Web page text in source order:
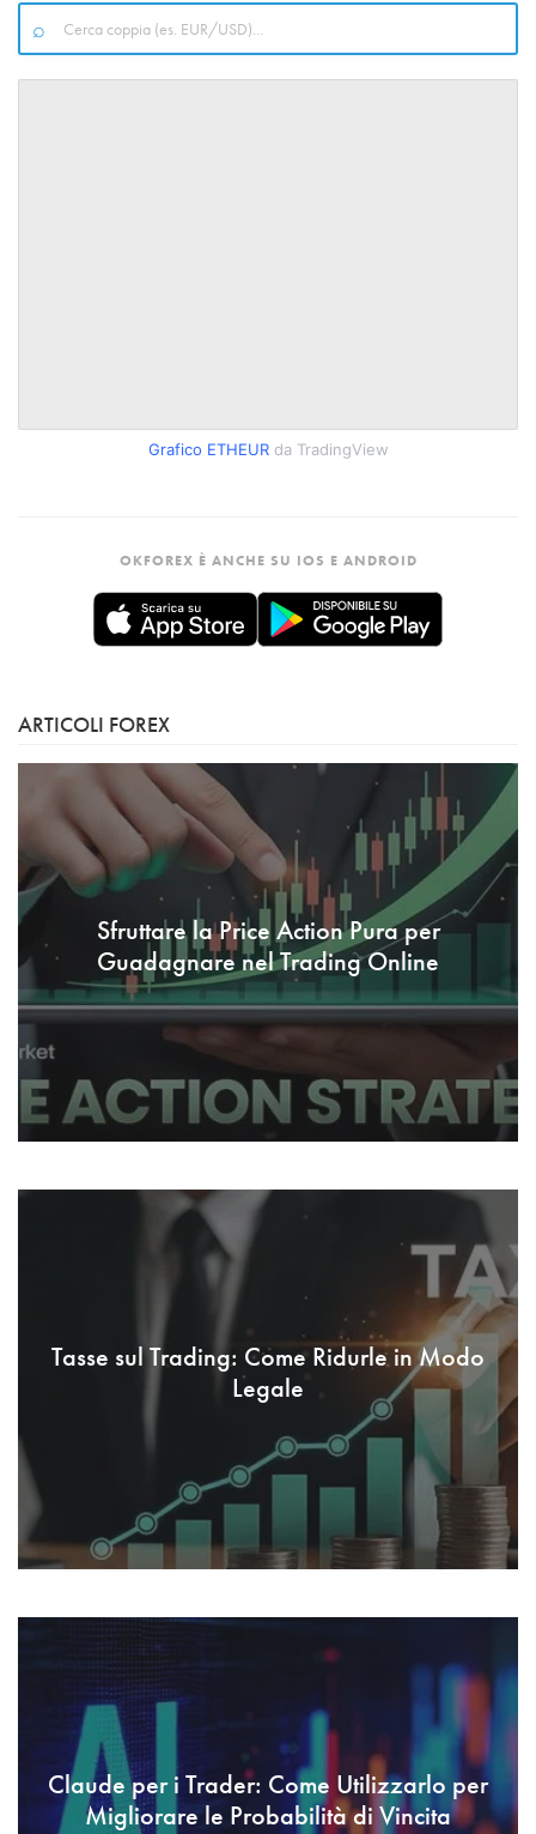
Grafico ETHEURda TradingView
OKFOREX È ANCHE SU IOS E ANDROID
ARTICOLI FOREX
Sfruttare la Price Action Pura per
Guadagnare nel Trading Online
Tasse sul Trading: Come Ridurle in Modo
Legale
Claude per i Trader: Come Utilizzarlo per
Migliorare le Probabilità di Vincita